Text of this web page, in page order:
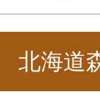
北海道